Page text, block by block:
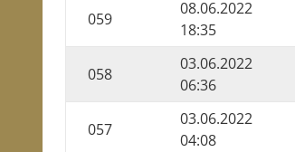
059
08.06.2022
18:35
058
03.06.2022
06:36
057
03.06.2022
04:08